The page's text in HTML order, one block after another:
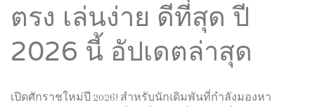
ตรง เล่นง่าย ดีที่สุด ปี
2026 นี้ อัปเดตล่าสุด
เปิดศักราชใหม่ปี 2026! สำหรับนักเดิมพันที่กำลังมองหา